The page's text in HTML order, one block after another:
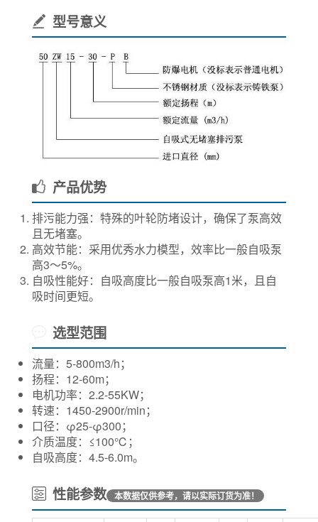
型号意义
产品优势
排污能力强：特殊的叶轮防堵设计，确保了泵高效
且无堵塞。
高效节能：采用优秀水力模型，效率比一般自吸泵
高3～5%。
自吸性能好：自吸高度比一般自吸泵高1米，且自
吸时间更短。
选型范围
流量：5-800m3/h；
扬程：12-60m；
电机功率：2.2-55KW；
转速：1450-2900r/min；
口径：φ25-φ300；
介质温度：≤100℃；
自吸高度：4.5-6.0m。
性能参数 本数据仅供参考，请以实际订货为准！